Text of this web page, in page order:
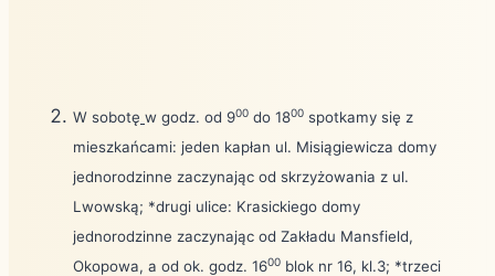
W sobotę w godz. od 900 do 1800 spotkamy się z
mieszkańcami: jeden kapłan ul. Misiągiewicza domy
jednorodzinne zaczynając od skrzyżowania z ul.
Lwowską; *drugi ulice: Krasickiego domy
jednorodzinne zaczynając od Zakładu Mansfield,
Okopowa, a od ok. godz. 1600 blok nr 16, kl.3; *trzeci